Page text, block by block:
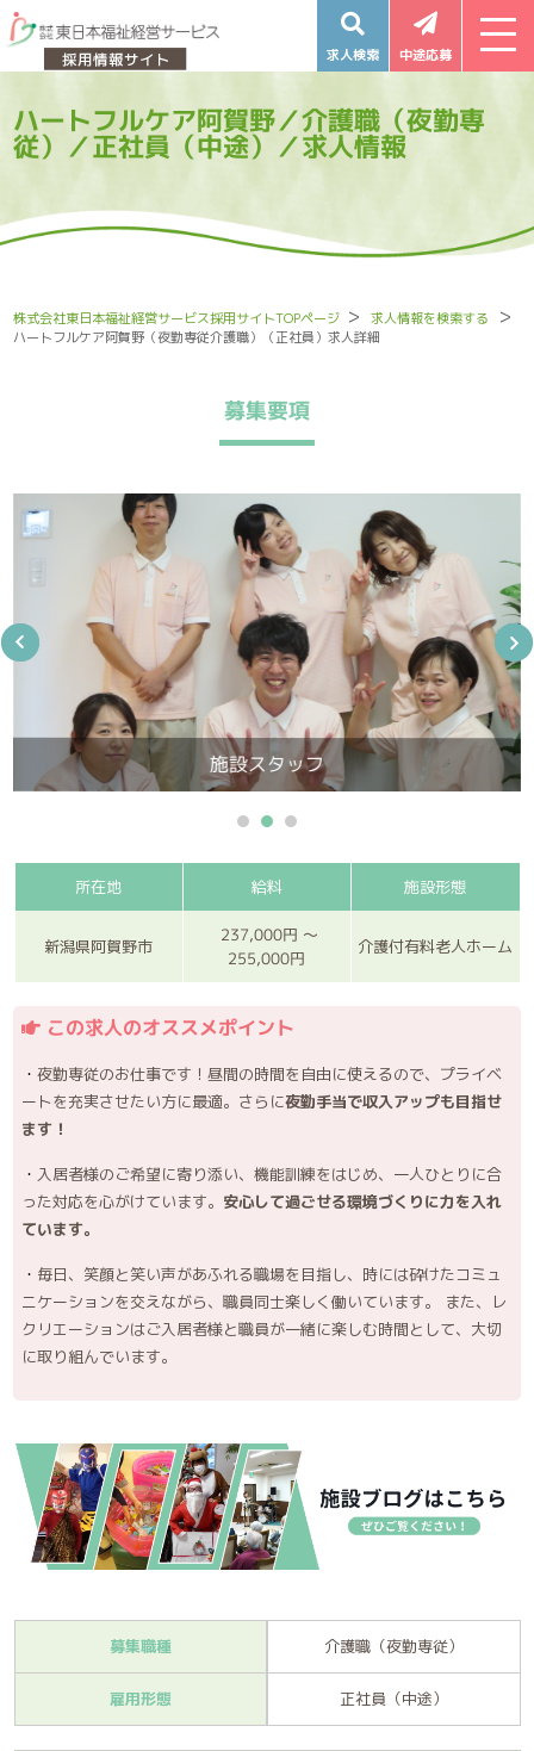
求人検索 中途応募
ハートフルケア阿賀野／介護職（夜勤専
従）／正社員（中途）／求人情報
株式会社東日本福祉経営サービス採用サイトTOPページ
求人情報を検索する
ハートフルケア阿賀野（夜勤専従介護職）（正社員）求人詳細
募集要項
施設スタッフ
所在地 給料 施設形態
新潟県阿賀野市
237,000円 〜
255,000円
介護付有料老人ホーム
この求人のオススメポイント
夜勤専従のお仕事です！昼間の時間を自由に使えるので、プライベ
ートを充実させたい方に最適。さらに夜勤手当で収入アップも目指せ
ます！
入居者様のご希望に寄り添い、機能訓練をはじめ、一人ひとりに合
った対応を心がけています。 安心して過ごせる環境づくりに力を入れ
ています。
毎日、笑顔と笑い声があふれる職場を目指し、時には砕けたコミュ
ニケーションを交えながら、職員同士楽しく働いています。
また、レ
クリエーションはご入居者様と職員が一緒に楽しむ時間として、大切
に取り組んでいます。
募集職種 介護職（夜勤専従）
雇用形態 正社員（中途）